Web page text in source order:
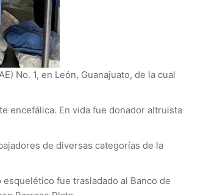
No. 1, en León, Guanajuato, de la cual
encefálica. En vida fue donador altruista
de diversas categorías de la
fue trasladado al Banco de